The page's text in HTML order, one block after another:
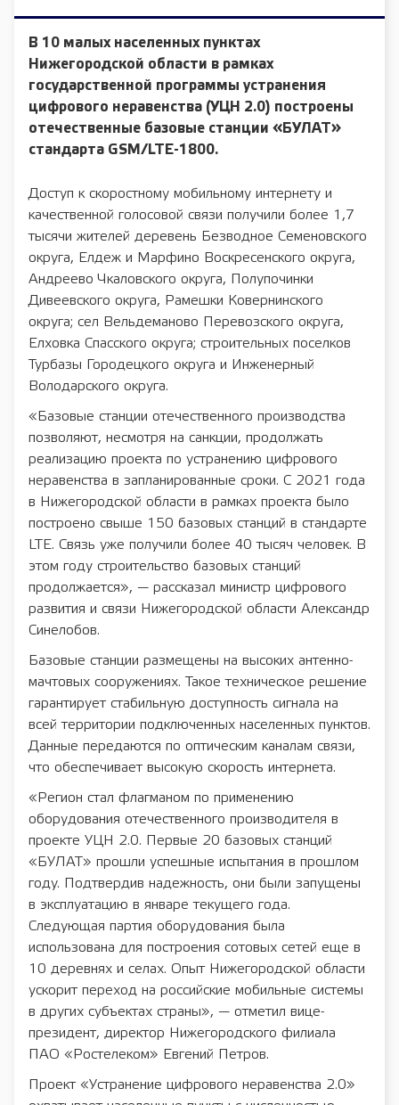
В 10 малых населенных пунктах
Нижегородской области в рамках
государственной программы устранения
цифрового неравенства (УЦН 2.0) построены
отечественные базовые станции «БУЛАТ»
стандарта GSM/LTE-1800.
Доступ к скоростному мобильному интернету и
качественной голосовой связи получили более 1,7
тысячи жителей деревень Безводное Семеновского
округа, Елдеж и Марфино Воскресенского округа,
Андреево Чкаловского округа, Полупочинки
Дивеевского округа, Рамешки Ковернинского
округа; сел Вельдеманово Перевозского округа,
Елховка Спасского округа; строительных поселков
Турбазы Городецкого округа и Инженерный
Володарского округа.
«Базовые станции отечественного производства
позволяют, несмотря на санкции, продолжать
реализацию проекта по устранению цифрового
неравенства в запланированные сроки. С 2021 года
в Нижегородской области в рамках проекта было
построено свыше 150 базовых станций в стандарте
LTE. Связь уже получили более 40 тысяч человек. В
этом году строительство базовых станций
продолжается», — рассказал министр цифрового
развития и связи Нижегородской области Александр
Синелобов.
Базовые станции размещены на высоких антенно-
мачтовых сооружениях. Такое техническое решение
гарантирует стабильную доступность сигнала на
всей территории подключенных населенных пунктов.
Данные передаются по оптическим каналам связи,
что обеспечивает высокую скорость интернета.
«Регион стал флагманом по применению
оборудования отечественного производителя в
проекте УЦН 2.0. Первые 20 базовых станций
«БУЛАТ» прошли успешные испытания в прошлом
году. Подтвердив надежность, они были запущены
в эксплуатацию в январе текущего года.
Следующая партия оборудования была
использована для построения сотовых сетей еще в
10 деревнях и селах. Опыт Нижегородской области
ускорит переход на российские мобильные системы
в других субъектах страны», — отметил вице-
президент, директор Нижегородского филиала
ПАО «Ростелеком» Евгений Петров.
Проект «Устранение цифрового неравенства 2.0»